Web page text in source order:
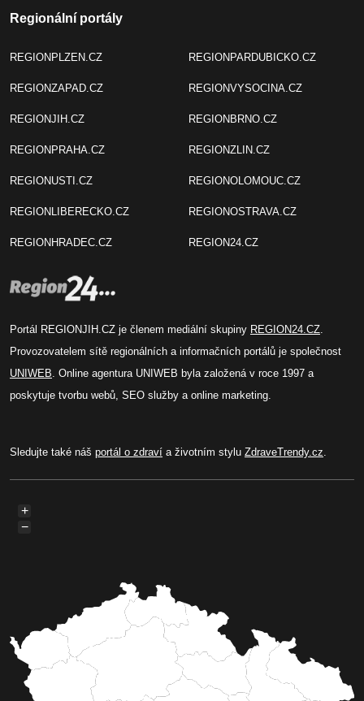
Regionální portály
REGIONPLZEN.CZ
REGIONZAPAD.CZ
REGIONJIH.CZ
REGIONPRAHA.CZ
REGIONUSTI.CZ
REGIONLIBERECKO.CZ
REGIONHRADEC.CZ
REGIONPARDUBICKO.CZ
REGIONVYSOCINA.CZ
REGIONBRNO.CZ
REGIONZLIN.CZ
REGIONOLOMOUC.CZ
REGIONOSTRAVA.CZ
REGION24.CZ
Portál REGIONJIH.CZ je členem mediální skupiny REGION24.CZ
Provozovatelem sítě regionálních a informačních portálů je společnost
UNIWEB . Online agentura UNIWEB byla založená v roce 1997 a
poskytuje tvorbu webů, SEO služby a online marketing.
Sledujte také náš portál o zdraví a životním stylu ZdraveTrendy.cz
+
−